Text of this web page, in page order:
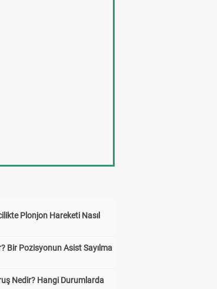
Plonjon Hareketi Nasıl
Bir Pozisyonun Asist Sayılma
Nedir? Hangi Durumlarda